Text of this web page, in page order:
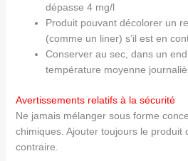
dépasse 4 mg/l
Produit pouvant décolorer un
(comme un liner) s’il est en
Conserver au sec, dans un
température moyenne
Avertissements relatifs à la sécurité
Ne jamais mélanger sous forme
chimiques. Ajouter toujours le produit
contraire.